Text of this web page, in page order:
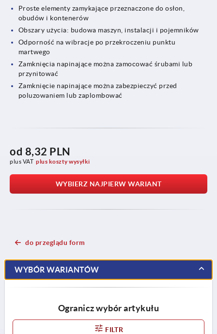
Proste elementy zamykające przeznaczone do osłon,
obudów i kontenerów
Obszary użycia: budowa maszyn, instalacji i pojemników
Odporność na wibracje po przekroczeniu punktu
martwego
Zamknięcia napinające można zamocować śrubami lub
przynitować
Zamknięcie napinające można zabezpieczyć przed
poluzowaniem lub zaplombować
od 8,32 PLN
plus VAT plus koszty wysyłki
WYBIERZ NAJPIERW WARIANT
do przeglądu form
WYBÓR WARIANTÓW
Ogranicz wybór artykułu
FILTR